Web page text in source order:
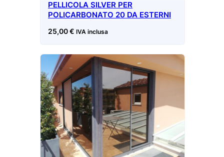
PELLICOLA SILVER PER
POLICARBONATO 20 DA ESTERNI
25,00€ IVA inclusa